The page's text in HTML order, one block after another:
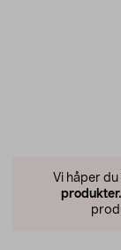
Vi håper
produkter.